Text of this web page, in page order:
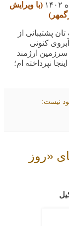
(با ویرایش
پشتیبانی از
کنونی
سرزمین ارژمند
نپرداخته ام؛
نیست:
«روز